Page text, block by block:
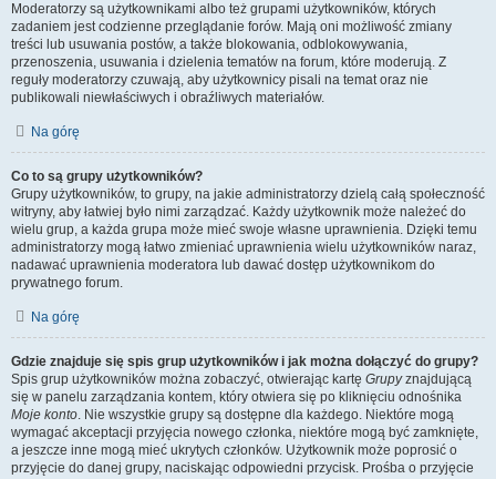
Moderatorzy są użytkownikami albo też grupami użytkowników, których
zadaniem jest codzienne przeglądanie forów. Mają oni możliwość zmiany
treści lub usuwania postów, a także blokowania, odblokowywania,
przenoszenia, usuwania i dzielenia tematów na forum, które moderują. Z
reguły moderatorzy czuwają, aby użytkownicy pisali na temat oraz nie
publikowali niewłaściwych i obraźliwych materiałów.
Na górę
Co to są grupy użytkowników?
Grupy użytkowników, to grupy, na jakie administratorzy dzielą całą społeczność
witryny, aby łatwiej było nimi zarządzać. Każdy użytkownik może należeć do
wielu grup, a każda grupa może mieć swoje własne uprawnienia. Dzięki temu
administratorzy mogą łatwo zmieniać uprawnienia wielu użytkowników naraz,
nadawać uprawnienia moderatora lub dawać dostęp użytkownikom do
prywatnego forum.
Na górę
Gdzie znajduje się spis grup użytkowników i jak można dołączyć do grupy?
Spis grup użytkowników można zobaczyć, otwierając kartę Grupyznajdującą
się w panelu zarządzania kontem, który otwiera się po kliknięciu odnośnika
Moje konto. Nie wszystkie grupy są dostępne dla każdego. Niektóre mogą
wymagać akceptacji przyjęcia nowego członka, niektóre mogą być zamknięte,
a jeszcze inne mogą mieć ukrytych członków. Użytkownik może poprosić o
przyjęcie do danej grupy, naciskając odpowiedni przycisk. Prośba o przyjęcie